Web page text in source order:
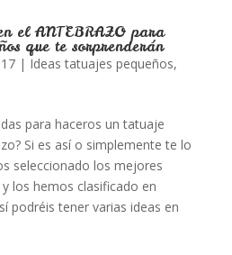
el ANTEBRAZO para
que te sorprenderán
| Ideas tatuajes pequeños,
para haceros un tatuaje
Si es así o simplemente te lo
seleccionado los mejores
los hemos clasificado en
podréis tener varias ideas en